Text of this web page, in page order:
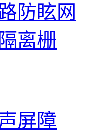
防眩网
离栅
屏障